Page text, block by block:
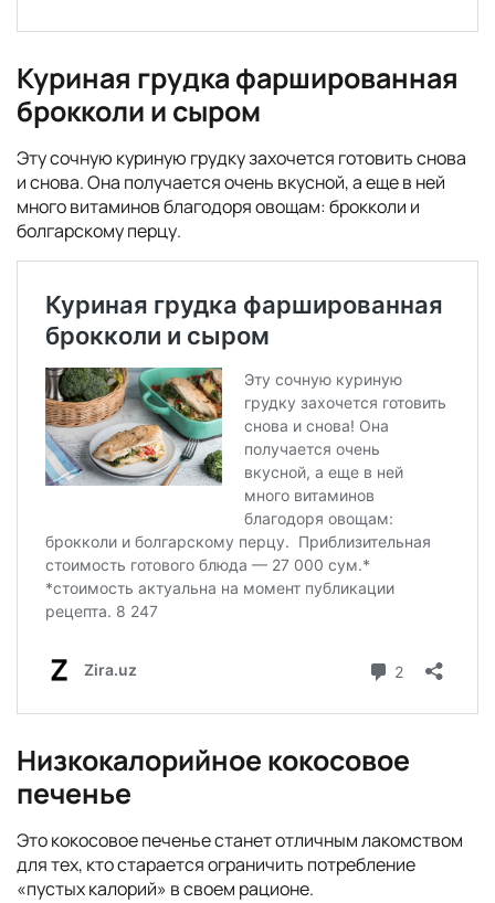
Куриная грудка фаршированная
брокколи и сыром
Эту сочную куриную грудку захочется готовить снова
и снова. Она получается очень вкусной, а еще в ней
много витаминов благодоря овощам: брокколи и
болгарскому перцу.
Низкокалорийное кокосовое
печенье
Это кокосовое печенье станет отличным лакомством
для тех, кто старается ограничить потребление
«пустых калорий» в своем рационе.